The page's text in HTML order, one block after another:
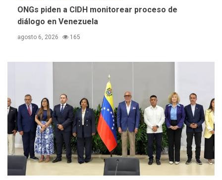
ONGs piden a CIDH monitorear proceso de
diálogo en Venezuela
agosto 6, 2026 165